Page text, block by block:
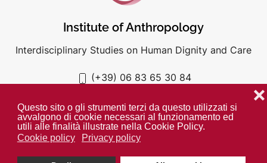
Questo sito o gli strumenti terzi da questo utilizzati si
avvalgono di cookie necessari al funzionamento ed
utili alle finalità illustrate nella Cookie Policy.
Cookie policy
Privacy policy
❌
Institute of Anthropology
Interdisciplinary Studies on Human Dignity and Care
(+39) 06 83 65 30 84